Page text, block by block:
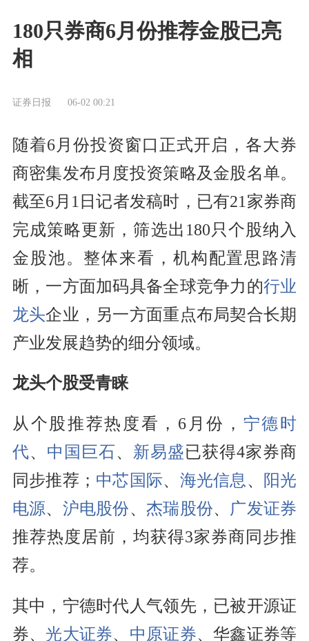
180只券商6月份推荐金股已亮
相
证券日报 06-02 00:21
随着6月份投资窗口正式开启，各大券
商密集发布月度投资策略及金股名单。
截至6月1日记者发稿时，已有21家券商
完成策略更新，筛选出180只个股纳入
金股池。整体来看，机构配置思路清
晰，一方面加码具备全球竞争力的行业
龙头企业，另一方面重点布局契合长期
产业发展趋势的细分领域。
龙头个股受青睐
从个股推荐热度看，6月份， 宁德时
代、 中国巨石、 新易盛已获得4家券商
同步推荐； 中芯国际、 海光信息、
阳光
电源、 沪电股份、杰瑞股份、 广发证券
推荐热度居前，均获得3家券商同步推
荐。
其中，宁德时代人气领先，已被开源证
券、 光大证券、 中原证券、华鑫证券等